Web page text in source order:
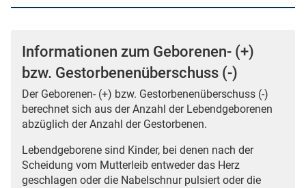
Informationen zum Geborenen- (+)
bzw. Gestorbenenüberschuss (-)
Der Geborenen- (+) bzw. Gestorbenenüberschuss (-)
berechnet sich aus der Anzahl der Lebendgeborenen
abzüglich der Anzahl der Gestorbenen.
Lebendgeborene sind Kinder, bei denen nach der
Scheidung vom Mutterleib entweder das Herz
geschlagen oder die Nabelschnur pulsiert oder die